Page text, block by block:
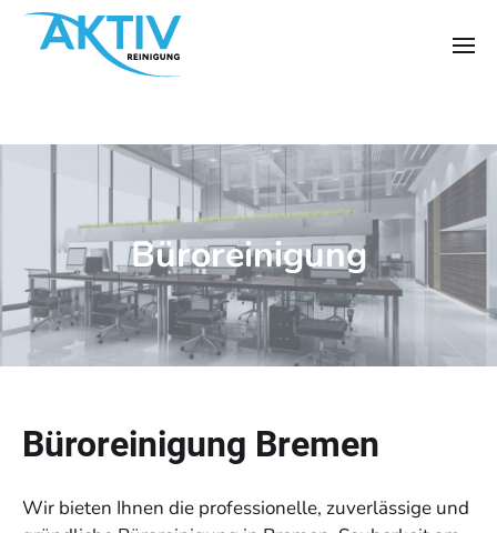
Büroreinigung
Büroreinigung Bremen
Wir bieten Ihnen die professionelle, zuverlässige und